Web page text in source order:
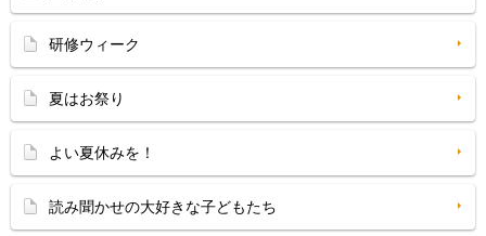
研修ウィーク
夏はお祭り
よい夏休みを！
読み聞かせの大好きな子どもたち